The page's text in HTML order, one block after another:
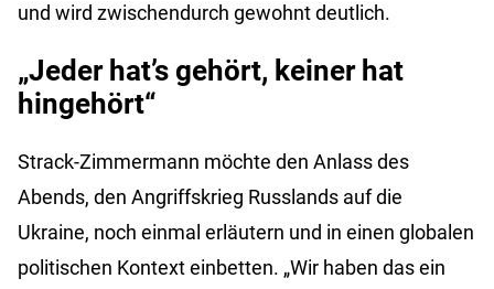
und wird zwischendurch gewohnt deutlich.
„Jeder hat’s gehört, keiner hat
hingehört“
Strack-Zimmermann möchte den Anlass des
Abends, den Angriffskrieg Russlands auf die
Ukraine, noch einmal erläutern und in einen globalen
politischen Kontext einbetten. „Wir haben das ein